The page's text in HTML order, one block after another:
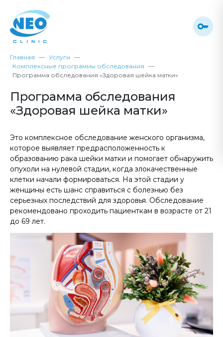
Главная
Услуги
Комплексные программы обследования
Программа обследования «Здоровая шейка матки»
Программа обследования
«Здоровая шейка матки»
Это комплексное обследование женского организма,
которое выявляет предрасположенность к
образованию рака шейки матки и помогает обнаружить
опухоли на нулевой стадии, когда злокачественные
клетки начали формироваться. На этой стадии у
женщины есть шанс справиться с болезнью без
серьезных последствий для здоровья. Обследование
рекомендовано проходить пациенткам в возрасте от 21
до 69 лет.